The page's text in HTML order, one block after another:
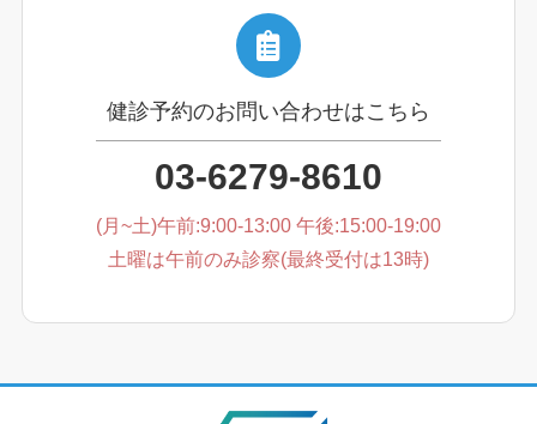
健診予約のお問い合わせはこちら
03-6279-8610
(月~土)午前:9:00-13:00 午後:15:00-19:00
土曜は午前のみ診察(最終受付は13時)